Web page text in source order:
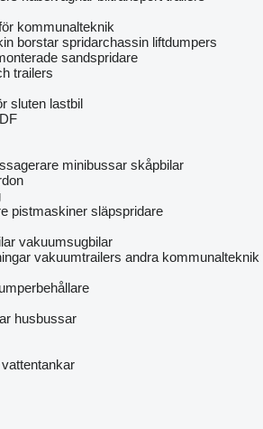
kommunalteknik
borstar spridarchassin liftdumpers
sandspridare
trailers
sluten lastbil
minibussar skåpbilar
pistmaskiner släpspridare
vakuumsugbilar
vakuumtrailers andra kommunalteknik
husbussar
vattentankar